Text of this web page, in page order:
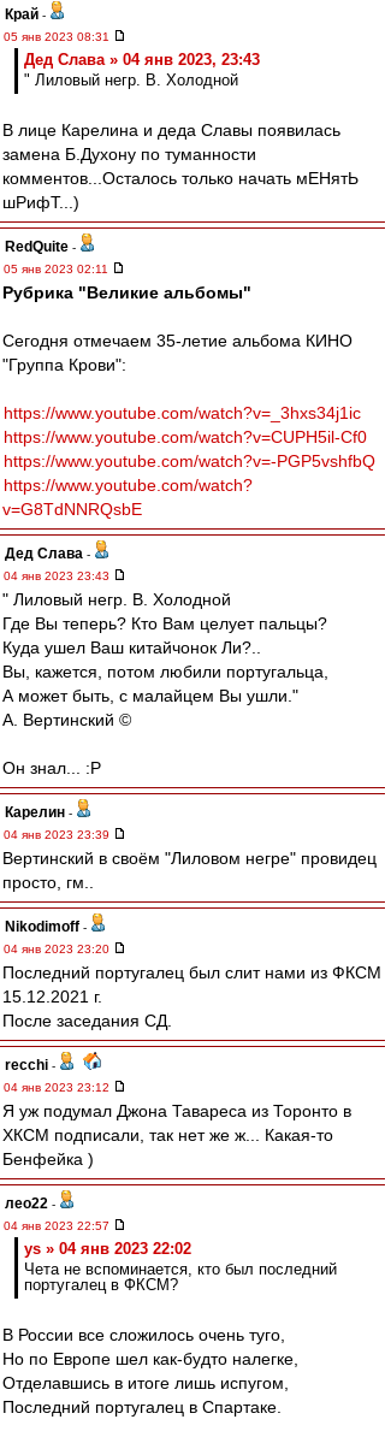
Край -
05 янв 2023 08:31
Дед Слава » 04 янв 2023, 23:43
" Лиловый негр. В. Холодной
В лице Карелина и деда Славы появилась
замена Б.Духону по туманности
комментов...Осталось только начать мЕНятЬ
шРифТ...)
RedQuite -
05 янв 2023 02:11
Рубрика "Великие альбомы"
Сегодня отмечаем 35-летие альбома КИНО
"Группа Крови":
https://www.youtube.com/watch?v=_3hxs34j1ic
https://www.youtube.com/watch?v=CUPH5il-Cf0
https://www.youtube.com/watch?v=-PGP5vshfbQ
https://www.youtube.com/watch?
v=G8TdNNRQsbE
Дед Слава -
04 янв 2023 23:43
" Лиловый негр. В. Холодной
Где Вы теперь? Кто Вам целует пальцы?
Куда ушел Ваш китайчонок Ли?..
Вы, кажется, потом любили португальца,
А может быть, с малайцем Вы ушли."
А. Вертинский ©
Он знал... :P
Карелин -
04 янв 2023 23:39
Вертинский в своём "Лиловом негре" провидец
просто, гм..
Nikodimoff -
04 янв 2023 23:20
Последний португалец был слит нами из ФКСМ
15.12.2021 г.
После заседания СД.
recchi -
04 янв 2023 23:12
Я уж подумал Джона Тавареса из Торонто в
ХКСМ подписали, так нет же ж... Какая-то
Бенфейка )
лео22 -
04 янв 2023 22:57
ys » 04 янв 2023 22:02
Чета не вспоминается, кто был последний
португалец в ФКСМ?
В России все сложилось очень туго,
Но по Европе шел как-будто налегке,
Отделавшись в итоге лишь испугом,
Последний португалец в Спартаке.